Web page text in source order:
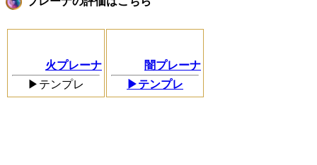
火プレーナ
▶テンプレ
闇プレーナ
▶テンプレ